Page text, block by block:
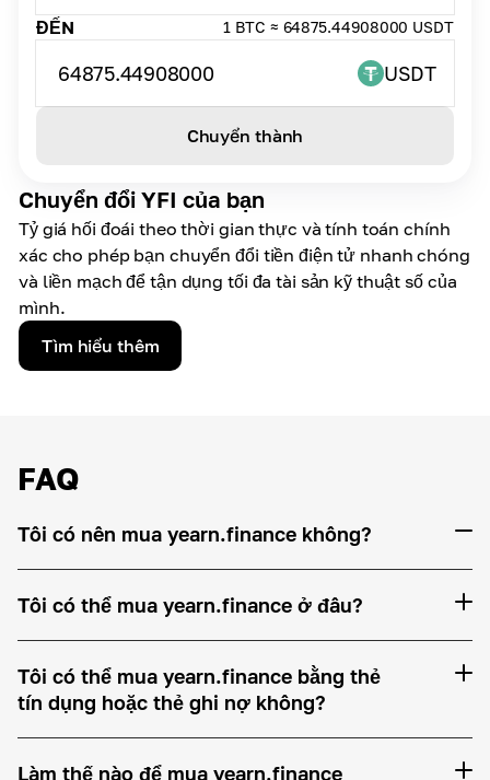
Chuyển đổi YFI của bạn
Tỷ giá hối đoái theo thời gian thực và tính toán chính
xác cho phép bạn chuyển đổi tiền điện tử nhanh chóng
và liền mạch để tận dụng tối đa tài sản kỹ thuật số của
mình.
Tìm hiểu thêm
ĐẾN 1 BTC ≈ 64875.44908000 USDT
64875.44908000 USDT
Chuyển thành
FAQ
Tôi có nên mua yearn.finance không?
Tôi có thể mua yearn.finance ở đâu?
Tôi có thể mua yearn.finance bằng thẻ
tín dụng hoặc thẻ ghi nợ không?
Làm thế nào để mua yearn.finance